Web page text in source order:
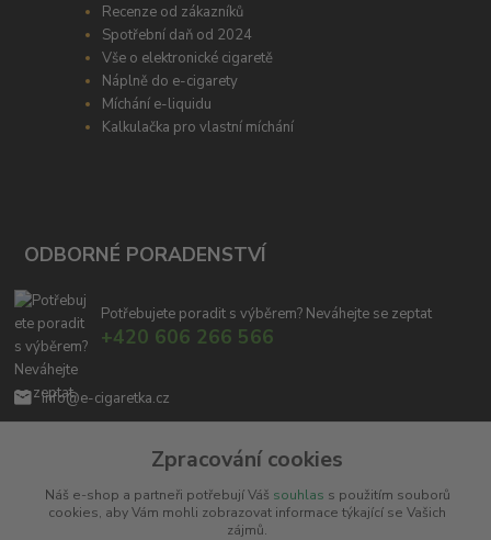
Recenze od zákazníků
Spotřební daň od 2024
Vše o elektronické cigaretě
Náplně do e-cigarety
Míchání e-liquidu
Kalkulačka pro vlastní míchání
ODBORNÉ PORADENSTVÍ
Potřebujete poradit s výběrem? Neváhejte se zeptat
+420 606 266 566
info@e-cigaretka.cz
Zpracování cookies
Náš e-shop a partneři potřebují Váš souhlas s použitím souborů
cookies, aby Vám mohli zobrazovat informace týkající se Vašich
zájmů.